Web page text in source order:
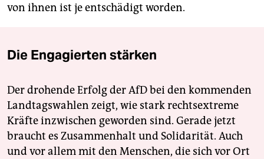
von ihnen ist je entschädigt worden.
Die Engagierten stärken
Der drohende Erfolg der AfD bei den kommenden
Landtagswahlen zeigt, wie stark rechtsextreme
Kräfte inzwischen geworden sind. Gerade jetzt
braucht es Zusammenhalt und Solidarität. Auch
und vor allem mit den Menschen, die sich vor Ort